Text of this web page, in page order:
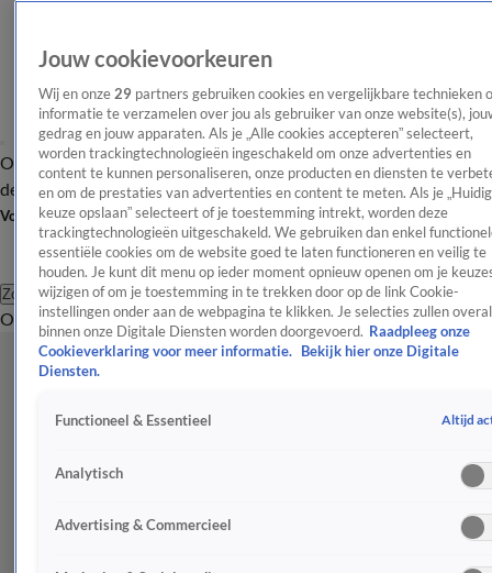
OverzichtAfleveringen Entertainment TV Algemeen
Tip
de redactieNieuwsbrief
Volg Shownieuws
Zoeken
OverzichtEntertainmentSpraakmakendRealityCrimeVideo's
Jouw cookievoorkeuren
Wij en onze 29 partners gebruiken cookies en vergelijkbare technieken
informatie te verzamelen over jou als gebruiker van onze website(s),
gedrag en jouw apparaten. Als je „Alle cookies accepteren” selecteert,
worden trackingtechnologieën ingeschakeld om onze advertenties en
content te kunnen personaliseren, onze producten en diensten te
en om de prestaties van advertenties en content te meten. Als je
keuze opslaan” selecteert of je toestemming intrekt, worden deze
trackingtechnologieën uitgeschakeld. We gebruiken dan enkel
essentiële cookies om de website goed te laten functioneren en veilig te
houden. Je kunt dit menu op ieder moment opnieuw openen om je
wijzigen of om je toestemming in te trekken door op de link Cookie-
instellingen onder aan de webpagina te klikken. Je selecties zullen overal
binnen onze Digitale Diensten worden doorgevoerd. Raadpleeg onze
Cookieverklaring voor meer informatie.
Bekijk hier onze Digitale
Diensten.
Functioneel & Essentieel Altijd
Analytisch
Advertising & Commercieel